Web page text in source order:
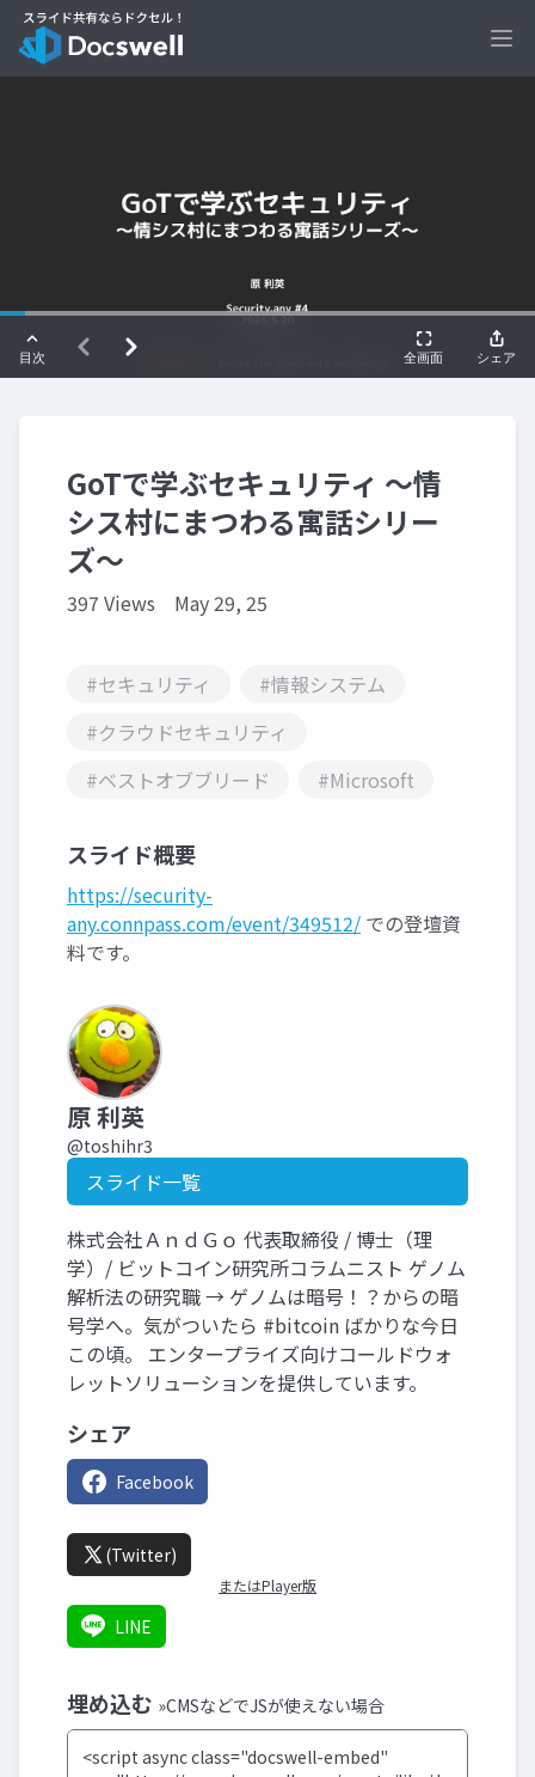
GoTで学ぶセキュリティ 〜情
シス村にまつわる寓話シリー
ズ〜
397 Views May 29, 25
#セキュリティ
#情報システム
#クラウドセキュリティ
#ベストオブブリード
#Microsoft
スライド概要
https://security-
any.connpass.com/event/349512/ での登壇資
料です。
原 利英
@toshihr3
スライド一覧
株式会社ＡｎｄＧｏ 代表取締役 / 博士（理
学）/ ビットコイン研究所コラムニスト ゲノム
解析法の研究職 → ゲノムは暗号！？からの暗
号学へ。気がついたら #bitcoin ばかりな今日
この頃。 エンタープライズ向けコールドウォ
レットソリューションを提供しています。
シェア
Facebook
(Twitter)
またはPlayer版
LINE
埋め込む »CMSなどでJSが使えない場合